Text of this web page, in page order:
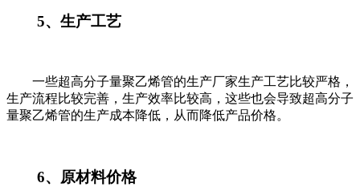
5、生产工艺
一些超高分子量聚乙烯管的生产厂家生产工艺比较严格，
生产流程比较完善，生产效率比较高，这些也会导致超高分子
量聚乙烯管的生产成本降低，从而降低产品价格。
6、原材料价格